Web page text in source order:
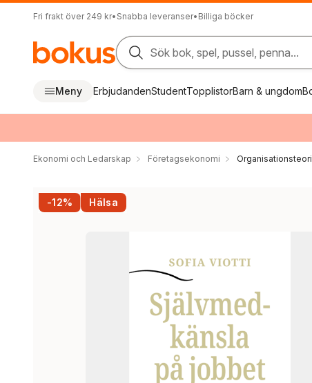
Fri frakt över 249 kr• Snabba leveranser• Billiga böcker
Sök bok, spel, pussel, penna...
Meny ErbjudandenStudentTopplistorBarn & ungdom
Ekonomi och Ledarskap Företagsekonomi Organisationsteori
-12% Hälsa